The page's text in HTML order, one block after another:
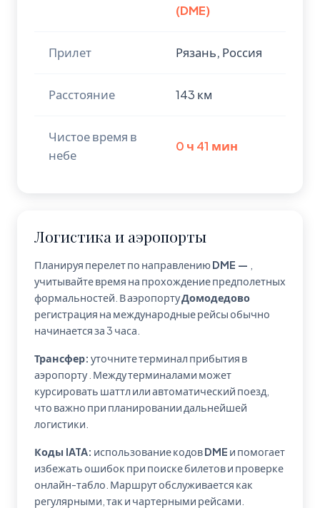
(DME)
Прилет Рязань, Россия
Расстояние 143 км
Чистое время в
небе
0 ч 41 мин
Логистика и аэропорты
Планируя перелет по направлениюDME —
учитывайте время на прохождение предполетных
формальностей. В аэропортуДомодедово
регистрация на международные рейсы обычно
начинается за 3 часа.
Трансфер: уточните терминал прибытия в
аэропорту . Между терминалами может
курсировать шаттл или автоматический поезд,
что важно при планировании дальнейшей
логистики.
Коды IATA: использование кодовDME и помогает
избежать ошибок при поиске билетов и проверке
онлайн-табло. Маршрут обслуживается как
регулярными, так и чартерными рейсами.